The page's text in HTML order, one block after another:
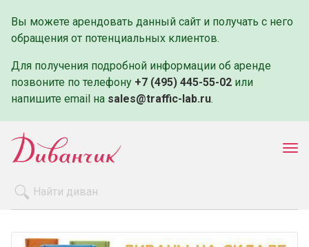
Вы можете арендовать данный сайт и получать с него
обращения от потенциальных клиентов.
Для получения подробной информации об аренде
позвоните по телефону +7 (495) 445-55-02 или
напишите email на sales@traffic-lab.ru.
Оплата и доставка